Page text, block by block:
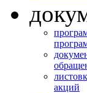
акций